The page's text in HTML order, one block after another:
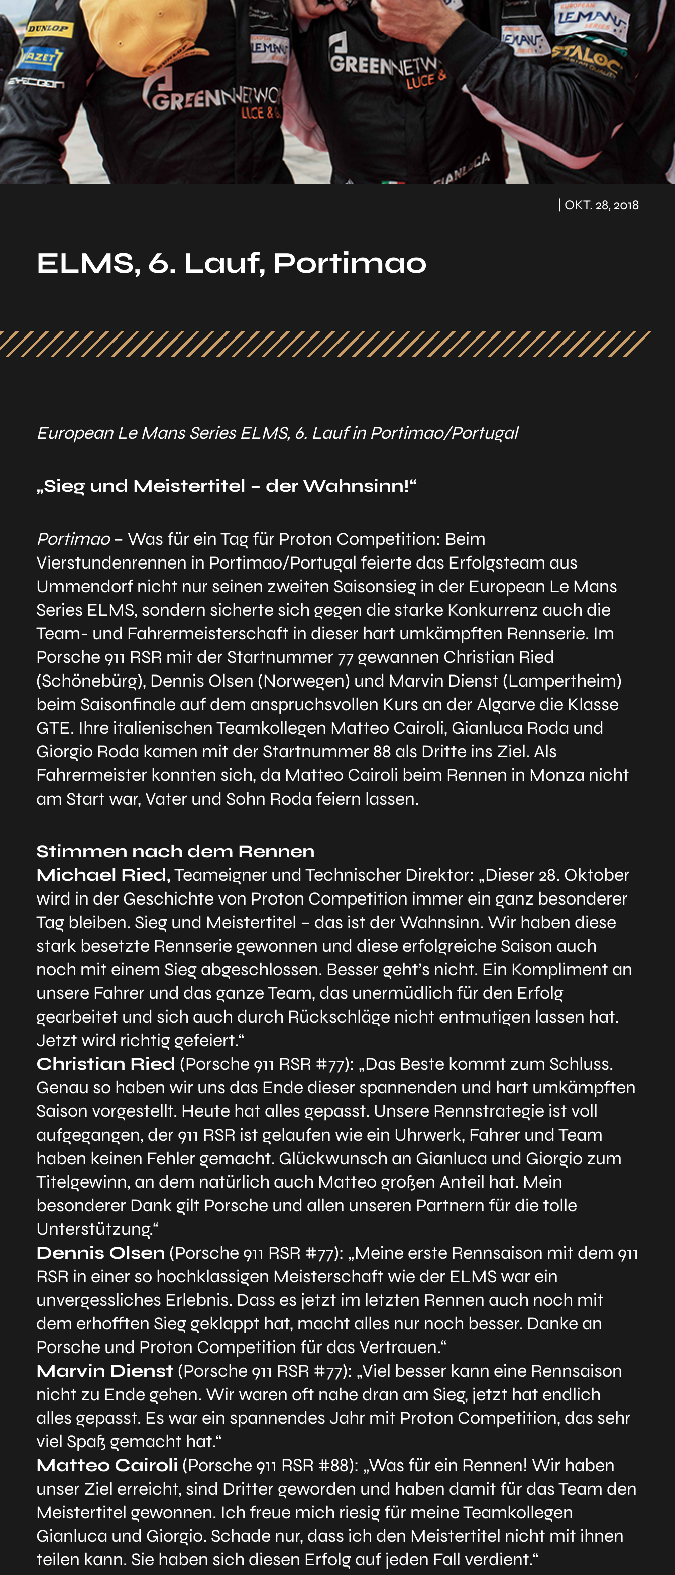
| OKT. 28, 2018
ELMS, 6. Lauf, Portimao
European Le Mans Series ELMS, 6. Lauf in Portimao/Portugal
„Sieg und Meistertitel – der Wahnsinn!“
Portimao– Was für ein Tag für Proton Competition: Beim
Vierstundenrennen in Portimao/Portugal feierte das Erfolgsteam aus
Ummendorf nicht nur seinen zweiten Saisonsieg in der European Le Mans
Series ELMS, sondern sicherte sich gegen die starke Konkurrenz auch die
Team- und Fahrermeisterschaft in dieser hart umkämpften Rennserie. Im
Porsche 911 RSR mit der Startnummer 77 gewannen Christian Ried
(Schönebürg), Dennis Olsen (Norwegen) und Marvin Dienst (Lampertheim)
beim Saisonfinale auf dem anspruchsvollen Kurs an der Algarve die Klasse
GTE. Ihre italienischen Teamkollegen Matteo Cairoli, Gianluca Roda und
Giorgio Roda kamen mit der Startnummer 88 als Dritte ins Ziel. Als
Fahrermeister konnten sich, da Matteo Cairoli beim Rennen in Monza nicht
am Start war, Vater und Sohn Roda feiern lassen.
Stimmen nach dem Rennen
Michael Ried,Teameigner und Technischer Direktor: „Dieser 28. Oktober
wird in der Geschichte von Proton Competition immer ein ganz besonderer
Tag bleiben. Sieg und Meistertitel – das ist der Wahnsinn. Wir haben diese
stark besetzte Rennserie gewonnen und diese erfolgreiche Saison auch
noch mit einem Sieg abgeschlossen. Besser geht’s nicht. Ein Kompliment an
unsere Fahrer und das ganze Team, das unermüdlich für den Erfolg
gearbeitet und sich auch durch Rückschläge nicht entmutigen lassen hat.
Jetzt wird richtig gefeiert.“
Christian Ried (Porsche 911 RSR #77): „Das Beste kommt zum Schluss.
Genau so haben wir uns das Ende dieser spannenden und hart umkämpften
Saison vorgestellt. Heute hat alles gepasst. Unsere Rennstrategie ist voll
aufgegangen, der 911 RSR ist gelaufen wie ein Uhrwerk, Fahrer und Team
haben keinen Fehler gemacht. Glückwunsch an Gianluca und Giorgio zum
Titelgewinn, an dem natürlich auch Matteo großen Anteil hat. Mein
besonderer Dank gilt Porsche und allen unseren Partnern für die tolle
Unterstützung.“
Dennis Olsen (Porsche 911 RSR #77): „Meine erste Rennsaison mit dem 911
RSR in einer so hochklassigen Meisterschaft wie der ELMS war ein
unvergessliches Erlebnis. Dass es jetzt im letzten Rennen auch noch mit
dem erhofften Sieg geklappt hat, macht alles nur noch besser. Danke an
Porsche und Proton Competition für das Vertrauen.“
Marvin Dienst (Porsche 911 RSR #77): „Viel besser kann eine Rennsaison
nicht zu Ende gehen. Wir waren oft nahe dran am Sieg, jetzt hat endlich
alles gepasst. Es war ein spannendes Jahr mit Proton Competition, das sehr
viel Spaß gemacht hat.“
Matteo Cairoli (Porsche 911 RSR #88): „Was für ein Rennen! Wir haben
unser Ziel erreicht, sind Dritter geworden und haben damit für das Team den
Meistertitel gewonnen. Ich freue mich riesig für meine Teamkollegen
Gianluca und Giorgio. Schade nur, dass ich den Meistertitel nicht mit ihnen
teilen kann. Sie haben sich diesen Erfolg auf jeden Fall verdient.“